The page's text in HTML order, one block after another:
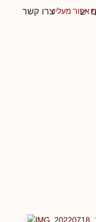
צרו קשר